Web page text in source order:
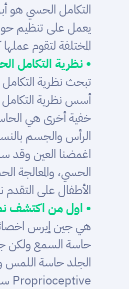
التكامل الحسي هو
يعمل على تنظيم
المختلفة لتقوم
• نظرية التكامل
تبحث نظرية
أسس نظرية التكامل
خفية أخرى هي
الرأس والجسم
اغمضنا العين وقد
الحسي، والمعالجة
الأطفال على
• اول من اكتشف
الجلد حاسة اللمس